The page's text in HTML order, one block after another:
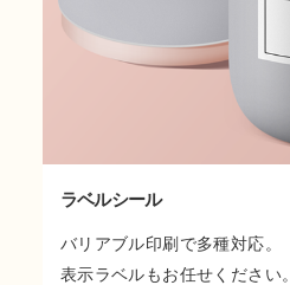
ラベルシール
バリアブル印刷で多種対応。
表示ラベルもお任せください。